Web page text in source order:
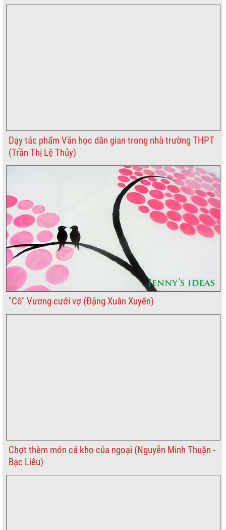
Dạy tác phẩm Văn học dân gian trong nhà trường THPT
(Trần Thị Lệ Thủy)
"Cô" Vương cưới vợ (Đặng Xuân Xuyến)
Chợt thèm món cá kho của ngoại (Nguyễn Minh Thuận -
Bạc Liêu)